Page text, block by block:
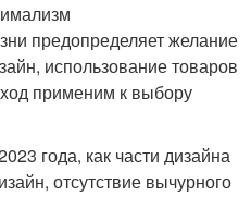
Шторы на заказ
Шторы для спальни
предопределяет желание
использование товаров
применим к выбору
года, как части дизайна
отсутствие вычурного